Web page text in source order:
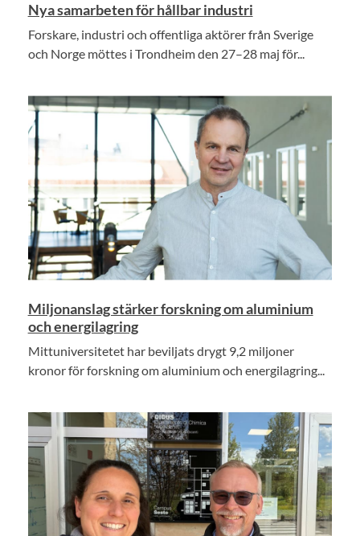
Nya samarbeten för hållbar industri
Forskare, industri och offentliga aktörer från Sverige
och Norge möttes i Trondheim den 27–28 maj för...
Miljonanslag stärker forskning om aluminium
och energilagring
Mittuniversitetet har beviljats drygt 9,2 miljoner
kronor för forskning om aluminium och energilagring...